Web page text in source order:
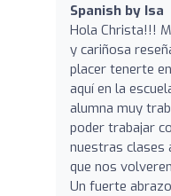
Spanish by Isa
Hola Christa!!!
y cariñosa
placer tenerte
aquí en la
alumna muy
poder trabajar
nuestras clases
que nos
Un fuerte